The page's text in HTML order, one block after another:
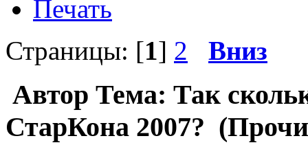
Печать
Страницы: [1] 2 Вниз
Автор Тема: Так
СтарКона 2007?